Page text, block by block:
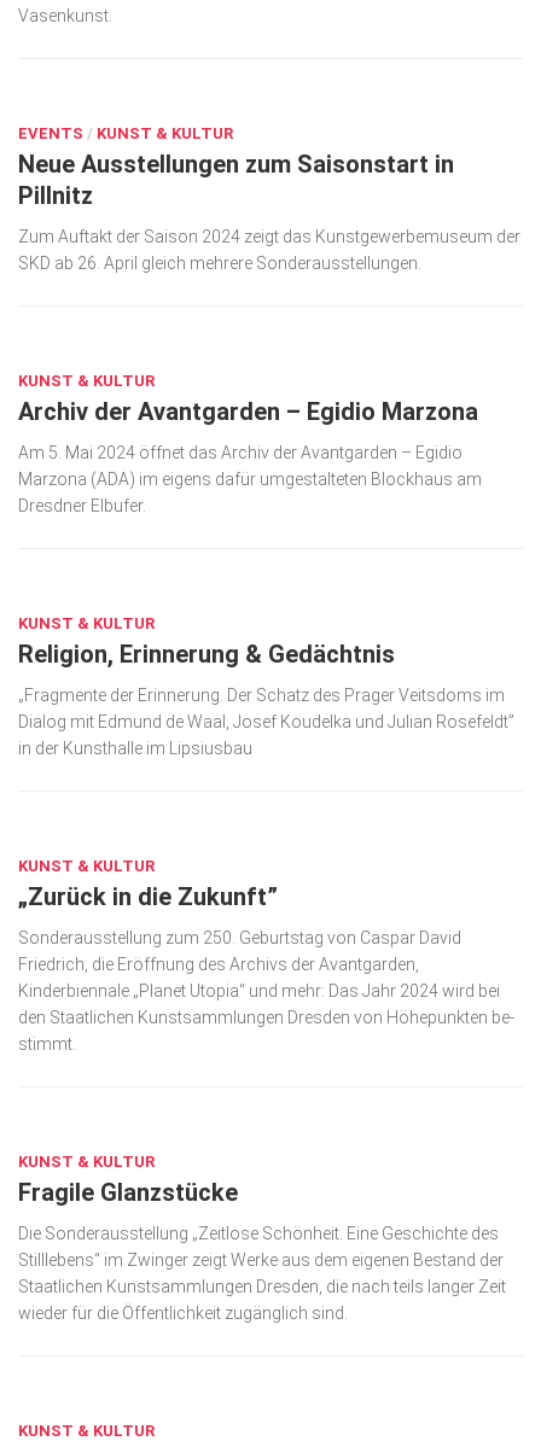
Vasenkunst.
EVENTS / KUNST & KULTUR
Neue Ausstellungen zum Saisonstart in
Pillnitz
Zum Auftakt der Saison 2024 zeigt das Kunstgewerbemuseum der
SKD ab 26. April gleich mehrere Sonderausstellungen.
KUNST & KULTUR
Archiv der Avantgarden – Egidio Marzona
Am 5. Mai 2024 öffnet das Archiv der Avantgarden – Egidio
Marzona (ADA) im eigens dafür umgestalteten Blockhaus am
Dresdner Elbufer.
KUNST & KULTUR
Religion, Erinnerung & Gedächtnis
„Fragmente der Erinnerung. Der Schatz des Pra­ger Veitsdoms im
Dialog mit Edmund de Waal, Josef Koudelka und Julian Rosefeldt”
in der Kunsthalle im Lipsiusbau
KUNST & KULTUR
„Zurück in die Zukunft”
Sonderausstellung zum 250. Geburtstag von Caspar David
Friedrich, die Eröffnung des Archivs der Avantgarden,
Kinderbiennale „Planet Utopia“ und mehr: Das Jahr 2024 wird bei
den Staatlichen Kunst­samm­lungen Dresden von Höhepunkten be­
stimmt.
KUNST & KULTUR
Fragile Glanzstücke
Die Sonderausstellung „Zeitlose Schönheit. Eine Geschichte des
Stilllebens“ im Zwinger zeigt Werke aus dem eigenen Bestand der
Staatlichen Kunstsammlungen Dresden, die nach teils langer Zeit
wieder für die Öffentlichkeit zugänglich sind.
KUNST & KULTUR